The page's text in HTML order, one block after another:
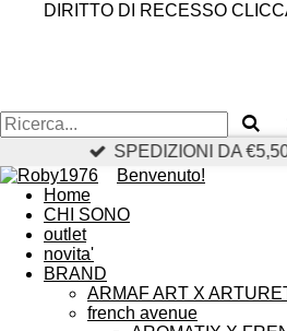
DIRITTO DI RECESSO
SPEDIZIONI DA
Benvenuto!
Home
CHI SONO
outlet
novita'
BRAND
ARMAF ART X
french avenue